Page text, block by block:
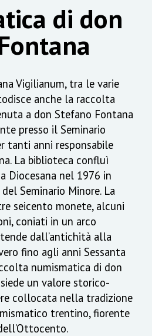
di don
Vigilianum, tra le varie
anche la raccolta
a don Stefano Fontana
presso il Seminario
tanti anni responsabile
La biblioteca confluì
Diocesana nel 1976 in
Seminario Minore. La
seicento monete, alcuni
coniati in un arco
dall’antichità alla
fino agli anni Sessanta
numismatica di don
un valore storico-
collocata nella tradizione
trentino, fiorente